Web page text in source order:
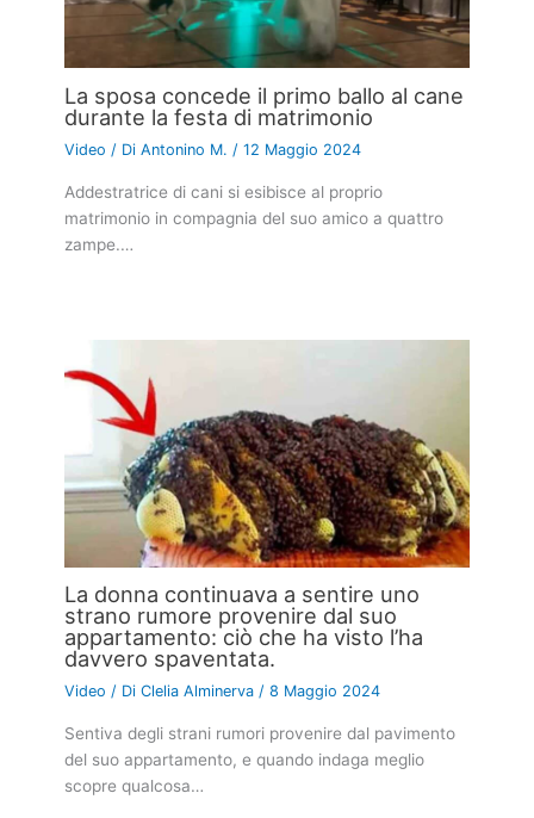
La sposa concede il primo ballo al cane
durante la festa di matrimonio
Video / DiAntonino M./12 Maggio 2024
Addestratrice di cani si esibisce al proprio
matrimonio in compagnia del suo amico a quattro
zampe.…
La donna continuava a sentire uno
strano rumore provenire dal suo
appartamento: ciò che ha visto l’ha
davvero spaventata.
Video / DiClelia Alminerva/8 Maggio 2024
Sentiva degli strani rumori provenire dal pavimento
del suo appartamento, e quando indaga meglio
scopre qualcosa…